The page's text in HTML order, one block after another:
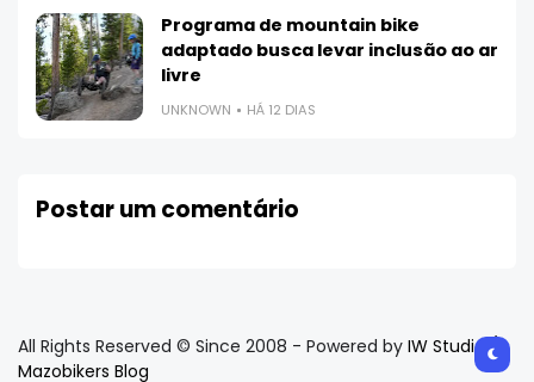
Programa de mountain bike
adaptado busca levar inclusão ao ar
livre
UNKNOWN HÁ 12 DIAS
Postar um comentário
All Rights Reserved © Since 2008 - Powered by IW Studio /
Mazobikers Blog